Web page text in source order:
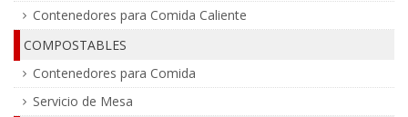
Contenedores para Comida Caliente
COMPOSTABLES
Contenedores para Comida
Servicio de Mesa